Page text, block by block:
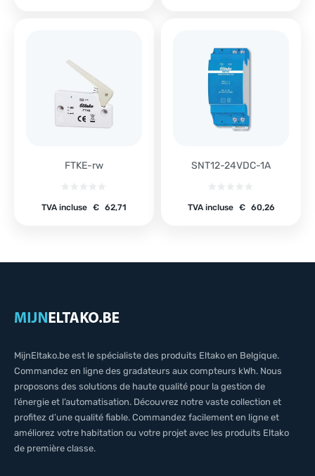
FTKE-rw
€ 62,71
TVA incluse
SNT12-24VDC-1A
€ 60,26
TVA incluse
MijnEltako.be est le spécialiste des produits Eltako en Belgique.
Commandez en ligne des gradateurs aux compteurs kWh. Nous
proposons des solutions de haute qualité pour la gestion de
l’énergie et l’automatisation. Découvrez notre vaste collection et
profitez d’une qualité fiable. Commandez facilement en ligne et
améliorez votre habitation ou votre projet avec les produits Eltako
de première classe.